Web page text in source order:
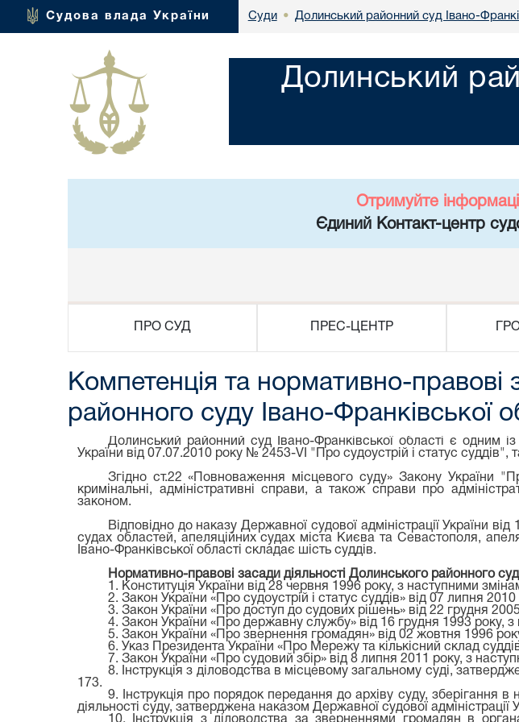
Судова влада України Суди • Долинський районний суд Івано-
Долинський
Отримуйте
Єдиний Контакт-центр
ПРО СУД ПРЕС-ЦЕНТР
Компетенція та нормативно-правові
районного суду Івано-Франківської
Долинський районний суд Івано-Франківської області є одним
України від 07.07.2010 року № 2453-VI "Про судоустрій і статус
Згідно ст.22 «Повноваження місцевого суду» Закону України
кримінальні, адміністративні справи, а також справи про
законом.
Відповідно до наказу Державної судової адміністрації України
судах областей, апеляційних судах міста Києва та Севастополя,
Івано-Франківської області складає шість суддів.
Нормативно-правові засади діяльності Долинського районного
1. Конституція України від 28 червня 1996 року, з наступними
2. Закон України «Про судоустрій і статус суддів» від 07 липня
3. Закон України «Про доступ до судових рішень» від 22 грудня
4. Закон України «Про державну службу» від 16 грудня 1993 року,
5. Закон України «Про звернення громадян» від 02 жовтня 1996
6. Указ Президента України «Про Мережу та кількісний склад
7. Закон України «Про судовий збір» від 8 липня 2011 року, з
8. Інструкція з діловодства в місцевому загальному суді,
173.
9. Інструкція про порядок передання до архіву суду, зберігання
діяльності суду, затверджена наказом Державної судової
10. Інструкція з діловодства за зверненнями громадян в